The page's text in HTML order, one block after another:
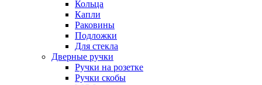
Кольца
Капли
Раковины
Подложки
Для стекла
Дверные ручки
Ручки на розетке
Ручки скобы